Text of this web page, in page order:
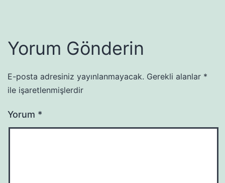
Yorum Gönderin
E-posta adresiniz yayınlanmayacak. Gerekli alanlar *
ile işaretlenmişlerdir
Yorum *